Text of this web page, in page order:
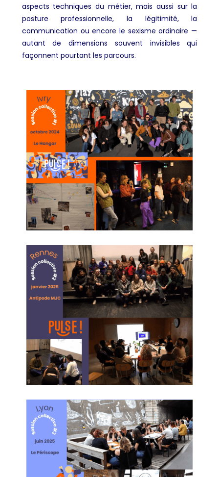
aspects techniques du métier, mais aussi sur la
posture professionnelle, la légitimité, la
communication ou encore le sexisme ordinaire —
autant de dimensions souvent invisibles qui
façonnent pourtant les parcours.